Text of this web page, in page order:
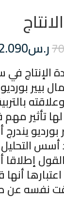
ر.س
الإنتاج
تأثير
بورديو
التحليل
إطلاقا
نفسه عن